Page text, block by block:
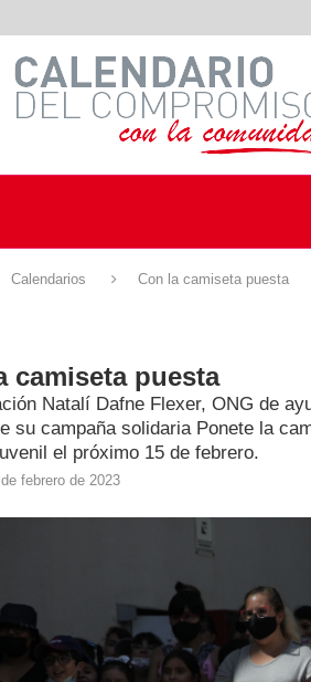
Calendarios Con la camiseta puesta
camiseta puesta
Natalí Dafne Flexer, ONG de
su campaña solidaria Ponete la
el próximo 15 de febrero.
febrero de 2023